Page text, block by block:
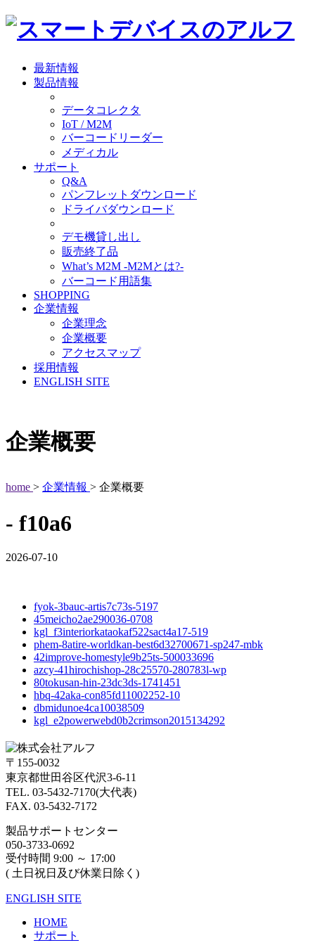
最新情報
製品情報
データコレクタ
IoT / M2M
バーコードリーダー
メディカル
サポート
Q&A
パンフレットダウンロード
ドライバダウンロード
デモ機貸し出し
販売終了品
What’s M2M -M2Mとは?-
バーコード用語集
SHOPPING
企業情報
企業理念
企業概要
アクセスマップ
採用情報
ENGLISH SITE
企業概要
home > 企業情報 > 企業概要
- f10a6
2026-07-10
fyok-3bauc-artis7c73s-5197
45meicho2ae290036-0708
kgl_f3interiorkataokaf522sact4a17-519
phem-8atire-worldkan-best6d32700671-sp247-mbk
42improve-homestyle9b25ts-500033696
azcy-41hirochishop-28c25570-280783l-wp
80tokusan-hin-23dc3ds-1741451
hbq-42aka-con85fd11002252-10
dbmidunoe4ca10038509
kgl_e2powerwebd0b2crimson2015134292
〒155-0032
東京都世田谷区代沢3-6-11
TEL. 03-5432-7170(大代表)
FAX. 03-5432-7172
製品サポートセンター
050-3733-0692
受付時間 9:00 ～ 17:00
( 土日祝日及び休業日除く)
ENGLISH SITE
HOME
サポート